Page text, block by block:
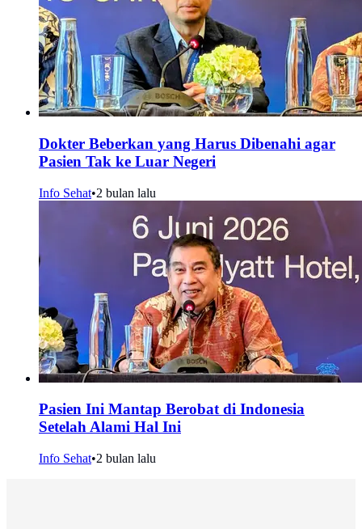
Dokter Beberkan yang Harus Dibenahi agar
Pasien Tak ke Luar Negeri
Info Sehat•2 bulan lalu
Pasien Ini Mantap Berobat di Indonesia
Setelah Alami Hal Ini
Info Sehat•2 bulan lalu